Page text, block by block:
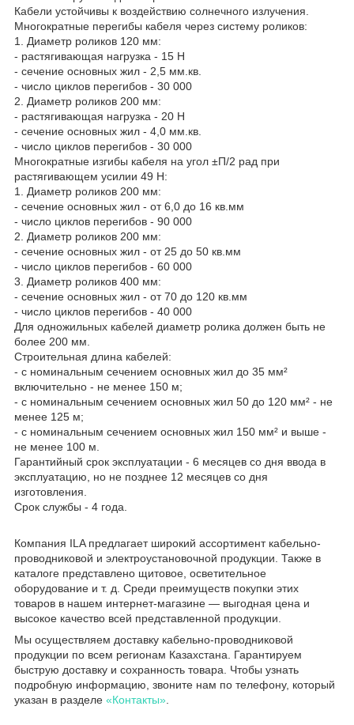
Кабели устойчивы к воздействию солнечного излучения.
Многократные перегибы кабеля через систему роликов:
1. Диаметр роликов 120 мм:
- растягивающая нагрузка - 15 Н
- сечение основных жил - 2,5 мм.кв.
- число циклов перегибов - 30 000
2. Диаметр роликов 200 мм:
- растягивающая нагрузка - 20 Н
- сечение основных жил - 4,0 мм.кв.
- число циклов перегибов - 30 000
Многократные изгибы кабеля на угол ±П/2 рад при
растягивающем усилии 49 Н:
1. Диаметр роликов 200 мм:
- сечение основных жил - от 6,0 до 16 кв.мм
- число циклов перегибов - 90 000
2. Диаметр роликов 200 мм:
- сечение основных жил - от 25 до 50 кв.мм
- число циклов перегибов - 60 000
3. Диаметр роликов 400 мм:
- сечение основных жил - от 70 до 120 кв.мм
- число циклов перегибов - 40 000
Для одножильных кабелей диаметр ролика должен быть не
более 200 мм.
Строительная длина кабелей:
- с номинальным сечением основных жил до 35 мм²
включительно - не менее 150 м;
- с номинальным сечением основных жил 50 до 120 мм² - не
менее 125 м;
- с номинальным сечением основных жил 150 мм² и выше -
не менее 100 м.
Гарантийный срок эксплуатации - 6 месяцев со дня ввода в
эксплуатацию, но не позднее 12 месяцев со дня
изготовления.
Срок службы - 4 года.
Компания ILA предлагает широкий ассортимент кабельно-
проводниковой и электроустановочной продукции. Также в
каталоге представлено щитовое, осветительное
оборудование и т. д. Среди преимуществ покупки этих
товаров в нашем интернет-магазине — выгодная цена и
высокое качество всей представленной продукции.
Мы осуществляем доставку кабельно-проводниковой
продукции по всем регионам Казахстана. Гарантируем
быструю доставку и сохранность товара. Чтобы узнать
подробную информацию, звоните нам по телефону, который
указан в разделе «Контакты»